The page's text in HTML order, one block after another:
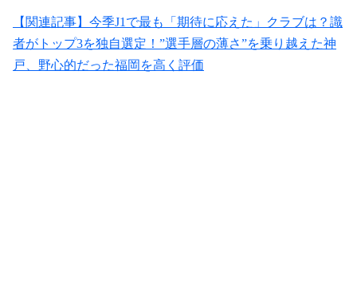
【関連記事】今季J1で最も「期待に応えた」クラブは？識
者がトップ3を独自選定！”選手層の薄さ”を乗り越えた神
戸、野心的だった福岡を高く評価